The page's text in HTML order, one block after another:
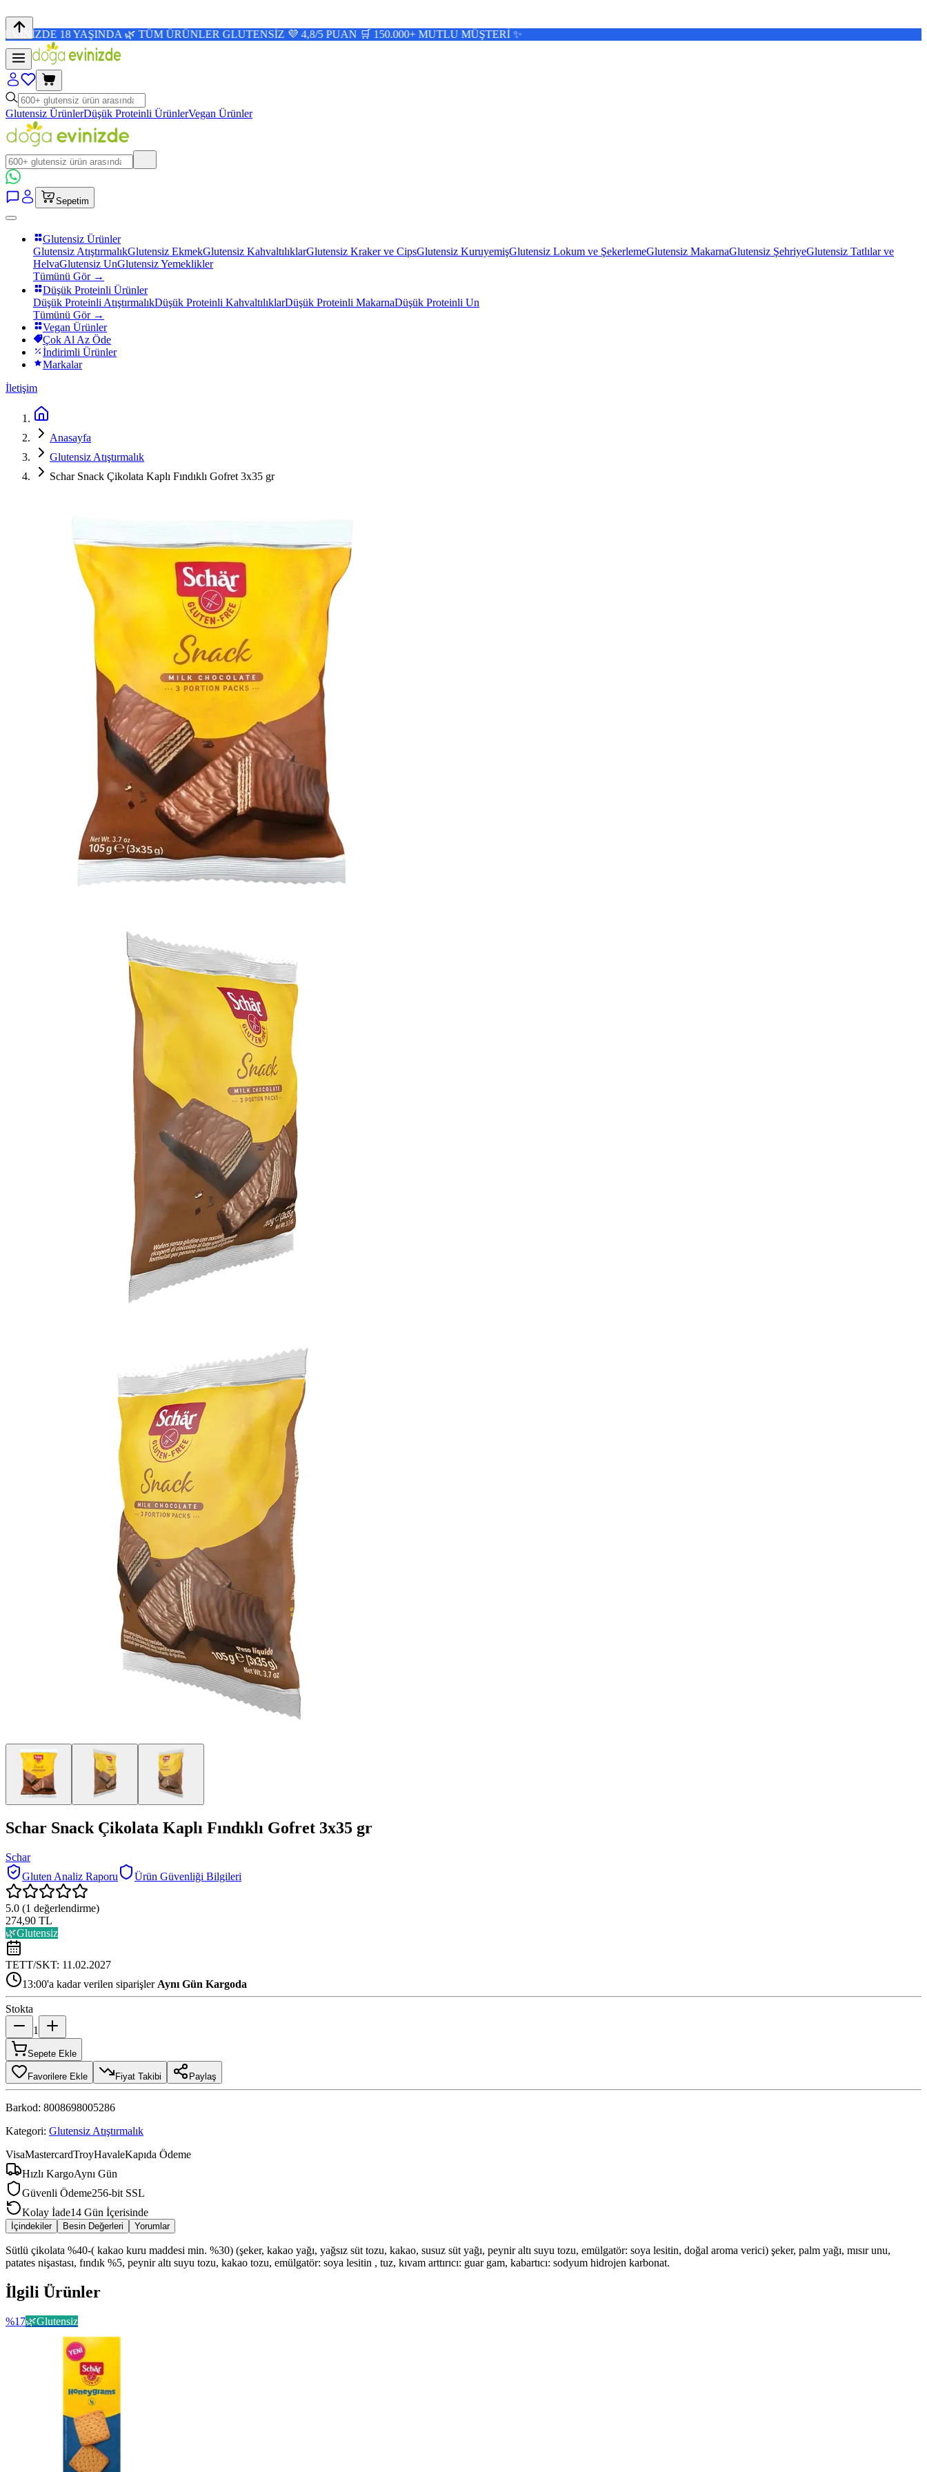
🌿 TÜM ÜRÜNLER GLUTENSİZ 💜 4,8/5 PUAN 🛒 150.000+ MUTLU MÜŞTERİ ✨
Glutensiz ÜrünlerDüşük Proteinli ÜrünlerVegan Ürünler
Sepetim
Glutensiz Ürünler
Glutensiz AtıştırmalıkGlutensiz EkmekGlutensiz KahvaltılıklarGlutensiz Kraker ve CipsGlutensiz KuruyemişGlutensiz Lokum ve ŞekerlemeGlutensiz MakarnaGlutensiz ŞehriyeGlutensiz Tatlılar ve
HelvaGlutensiz UnGlutensiz Yemeklikler
Tümünü Gör →
Düşük Proteinli Ürünler
Düşük Proteinli AtıştırmalıkDüşük Proteinli KahvaltılıklarDüşük Proteinli MakarnaDüşük Proteinli Un
Tümünü Gör →
Vegan Ürünler
Çok Al Az Öde
İndirimli Ürünler
Markalar
İletişim
Anasayfa
Glutensiz Atıştırmalık
Schar Snack Çikolata Kaplı Fındıklı Gofret 3x35 gr
Schar Snack Çikolata Kaplı Fındıklı Gofret 3x35 gr
Schar
Gluten Analiz Raporu
Ürün Güvenliği Bilgileri
5.0 (1 değerlendirme)
274,90 TL
🌿Glutensiz
TETT/SKT: 11.02.2027
13:00'a kadar verilen siparişler Aynı Gün Kargoda
Stokta
1
Sepete Ekle
Favorilere Ekle Fiyat Takibi Paylaş
Barkod: 8008698005286
Kategori: Glutensiz Atıştırmalık
VisaMastercardTroyHavaleKapıda Ödeme
Hızlı KargoAynı Gün
Güvenli Ödeme256-bit SSL
Kolay İade14 Gün İçerisinde
İçindekiler Besin Değerleri Yorumlar
Sütlü çikolata %40-( kakao kuru maddesi min. %30) (şeker, kakao yağı, yağsız süt tozu, kakao, susuz süt yağı, peynir altı suyu tozu, emülgatör: soya lesitin, doğal aroma verici) şeker, palm yağı, mısır unu,
patates nişastası, fındık %5, peynir altı suyu tozu, kakao tozu, emülgatör: soya lesitin , tuz, kıvam arttırıcı: guar gam, kabartıcı: sodyum hidrojen karbonat.
İlgili Ürünler
%17🌿Glutensiz